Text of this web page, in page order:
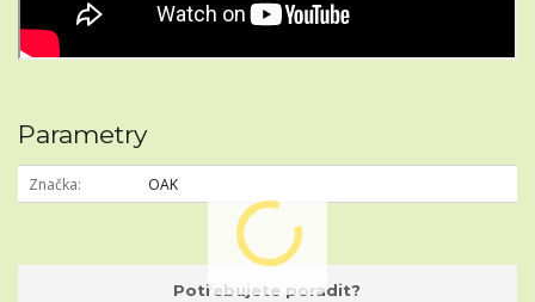
Parametry
Značka OAK
Potřebujete poradit?